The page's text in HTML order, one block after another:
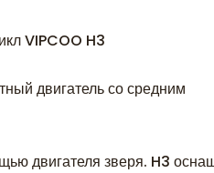
VIPCOO H3
двигатель со средним
двигателя зверя. H3